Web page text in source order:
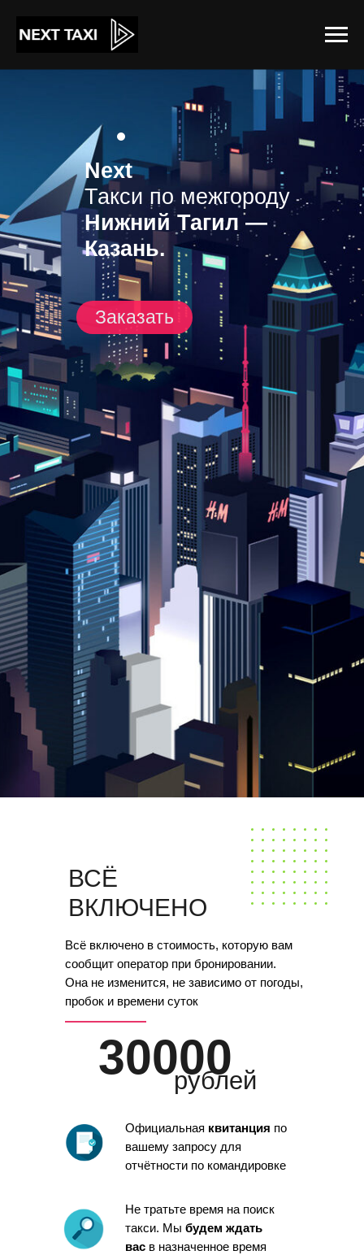
Заказать
Next
Такси по межгороду
Нижний Тагил —
Казань.
ВСЁ
ВКЛЮЧЕНО
Всё включено в стоимость, которую вам
сообщит оператор при бронировании.
Она не изменится, не зависимо от погоды,
пробок и времени суток
Не тратьте время на поиск
такси. Мы будем ждать
вас в назначенное время
30000
рублей
Официальная квитанция по
вашему запросу для
отчётности по командировке